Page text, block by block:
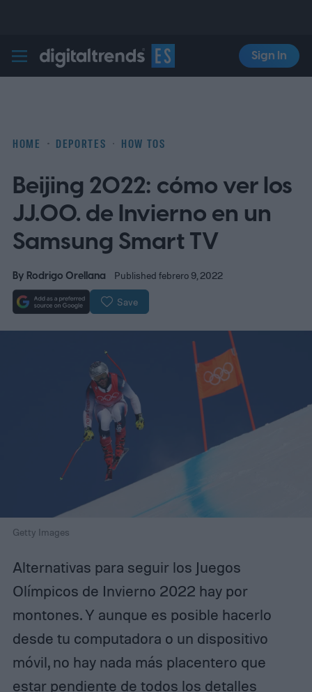
Digital Trends Español
Sign In
HOME DEPORTES HOW TOS
Beijing 2022: cómo ver los
JJ.OO. de Invierno en un
Samsung Smart TV
By Rodrigo Orellana Published febrero 9, 2022
Save
Getty Images
Alternativas para seguir los Juegos
Olímpicos de Invierno 2022 hay por
montones. Y aunque es posible hacerlo
desde tu computadora o un dispositivo
móvil, no hay nada más placentero que
estar pendiente de todos los detalles